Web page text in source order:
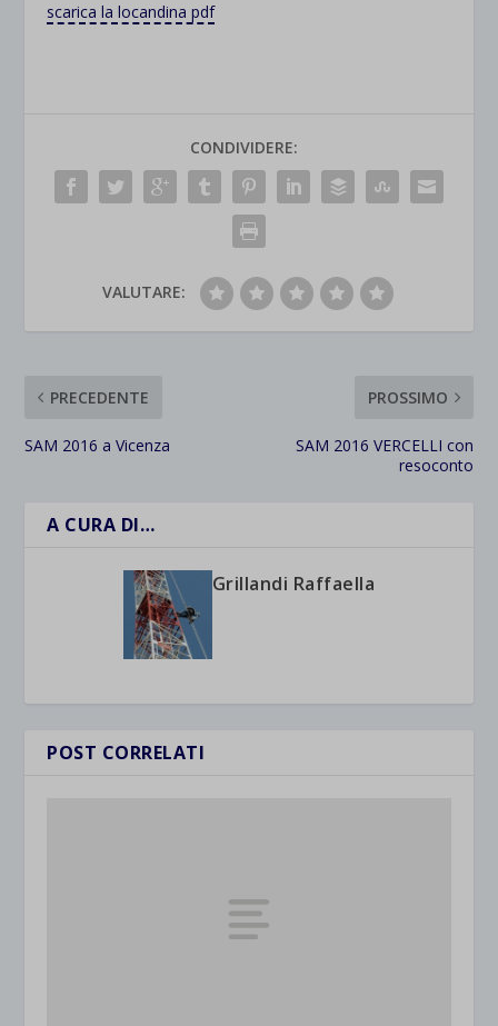
scarica la locandina pdf
CONDIVIDERE:
VALUTARE:
PRECEDENTE
SAM 2016 a Vicenza
PROSSIMO
SAM 2016 VERCELLI con
resoconto
A CURA DI…
Grillandi Raffaella
POST CORRELATI